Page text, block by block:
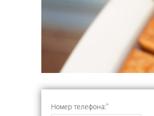
Номер телефона:*